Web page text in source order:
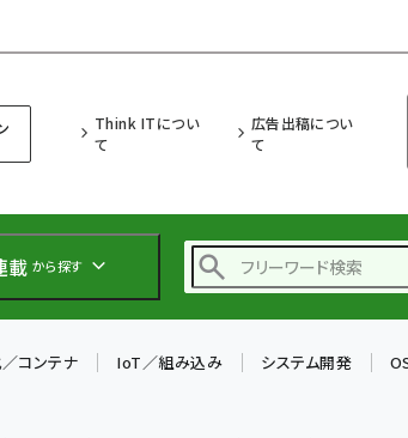
Think ITについ
て
広告出稿につい
て
載 から探す
コンテナ IoT／組み込み システム開発